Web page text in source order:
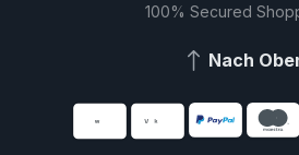
100% Secured
Nach